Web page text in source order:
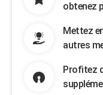
obtenez
Mettez
autres
Profitez